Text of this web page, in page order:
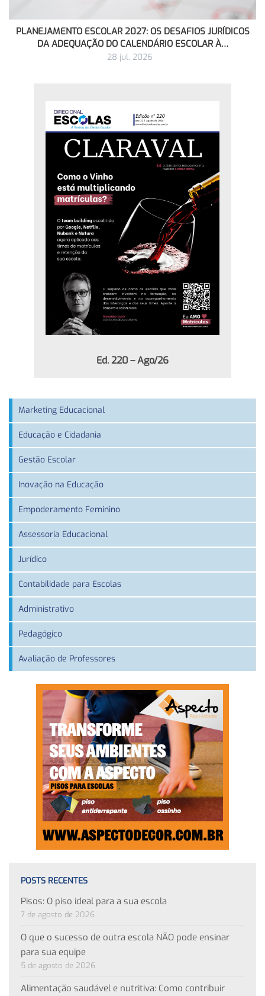
PLANEJAMENTO ESCOLAR 2027: OS DESAFIOS JURÍDICOS
DA ADEQUAÇÃO DO CALENDÁRIO ESCOLAR À…
28 jul, 2026
Ed. 220 – Ago/26
Marketing Educacional
Educação e Cidadania
Gestão Escolar
Inovação na Educação
Empoderamento Feminino
Assessoria Educacional
Jurídico
Contabilidade para Escolas
Administrativo
Pedagógico
Avaliação de Professores
POSTS RECENTES
Pisos: O piso ideal para a sua escola
7 de agosto de 2026
O que o sucesso de outra escola NÃO pode ensinar
para sua equipe
5 de agosto de 2026
Alimentação saudável e nutritiva: Como contribuir